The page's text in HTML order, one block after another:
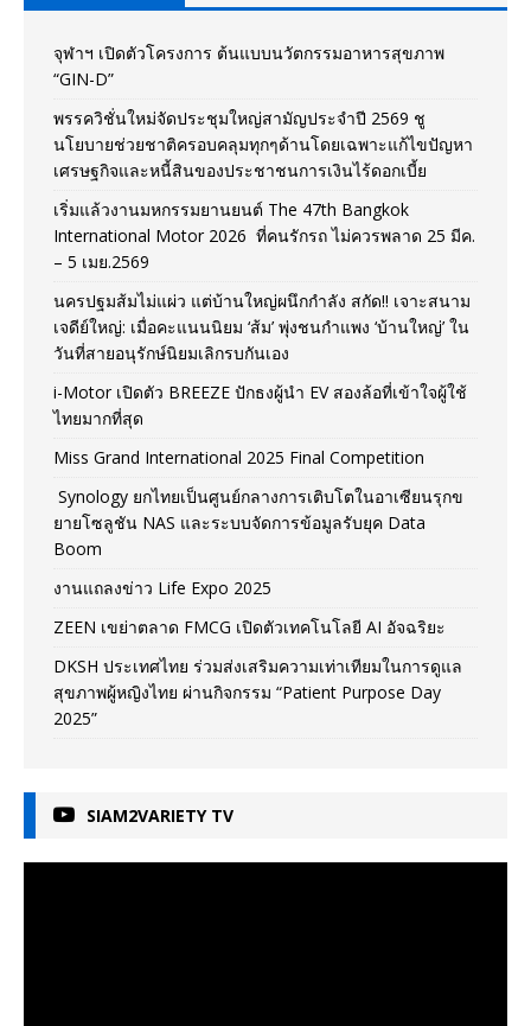
จุฬาฯ เปิดตัวโครงการ ต้นแบบนวัตกรรมอาหารสุขภาพ
“GIN-D”
พรรควิชั่นใหม่จัดประชุมใหญ่สามัญประจำปี 2569 ชู
นโยบายช่วยชาติครอบคลุมทุกๆด้านโดยเฉพาะแก้ไขปัญหา
เศรษฐกิจและหนี้สินของประชาชนการเงินไร้ดอกเบี้ย
เริ่มแล้วงานมหกรรมยานยนต์ The 47th Bangkok
International Motor 2026 ที่คนรักรถ ไม่ควรพลาด 25 มีค.
– 5 เมย.2569
นครปฐมส้มไม่แผ่ว แต่บ้านใหญ่ผนึกกำลัง สกัด!! เจาะสนาม
เจดีย์ใหญ่: เมื่อคะแนนนิยม ‘ส้ม’ พุ่งชนกำแพง ‘บ้านใหญ่’ ใน
วันที่สายอนุรักษ์นิยมเลิกรบกันเอง
i-Motor เปิดตัว BREEZE ปักธงผู้นำ EV สองล้อที่เข้าใจผู้ใช้
ไทยมากที่สุด
Miss Grand International 2025 Final Competition
Synology ยกไทยเป็นศูนย์กลางการเติบโตในอาเซียนรุกข
ยายโซลูชัน NAS และระบบจัดการข้อมูลรับยุค Data
Boom
งานแถลงข่าว Life Expo 2025
ZEEN เขย่าตลาด FMCG เปิดตัวเทคโนโลยี AI อัจฉริยะ
DKSH ประเทศไทย ร่วมส่งเสริมความเท่าเทียมในการดูแล
สุขภาพผู้หญิงไทย ผ่านกิจกรรม “Patient Purpose Day
2025”
SIAM2VARIETY TV